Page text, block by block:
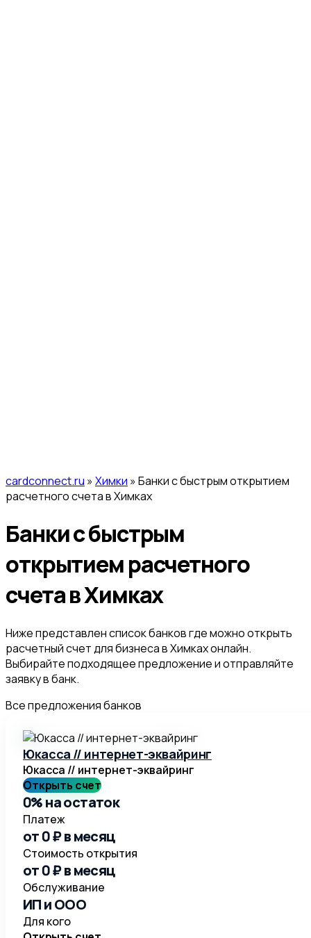
cardconnect.ru »Химки » Банки с быстрым открытием
расчетного счета в Химках
Банки с быстрым
открытием расчетного
счета в Химках
Ниже представлен список банков где можно открыть
расчетный счет для бизнеса в Химках онлайн.
Выбирайте подходящее предложение и отправляйте
заявку в банк.
Все предложения банков
Юкасса // интернет-эквайринг
Юкасса // интернет-эквайринг
Открыть счет
0% на остаток
Платеж
от 0 ₽ в месяц
Стоимость открытия
от 0 ₽ в месяц
Обслуживание
ИП и ООО
Для кого